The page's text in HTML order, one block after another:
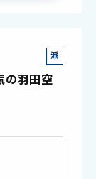
派
社
の羽田空